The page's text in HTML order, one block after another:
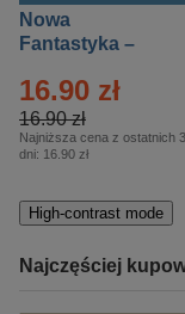
Nowa
Fantastyka –
16.90 zł
16.90 zł
Najniższa cena z ostatnich
dni: 16.90 zł
High-contrast mode
Najczęściej